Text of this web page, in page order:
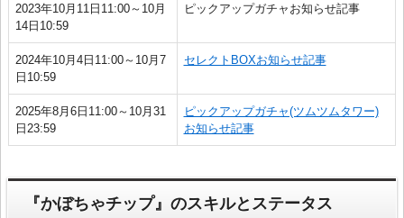
2023年10月11日11:00～10月
14日10:59
ピックアップガチャお知らせ記事
2024年10月4日11:00～10月7
日10:59
セレクトBOXお知らせ記事
2025年8月6日11:00～10月31
日23:59
ピックアップガチャ(ツムツムタワー)
お知らせ記事
『かぼちゃチップ』のスキルとステータス